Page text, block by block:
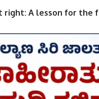
right: A lesson for the